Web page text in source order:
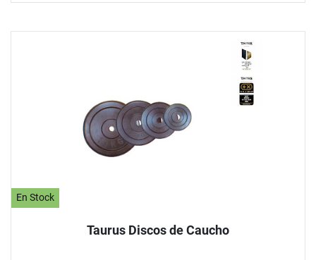
En Stock
Taurus Discos de Caucho